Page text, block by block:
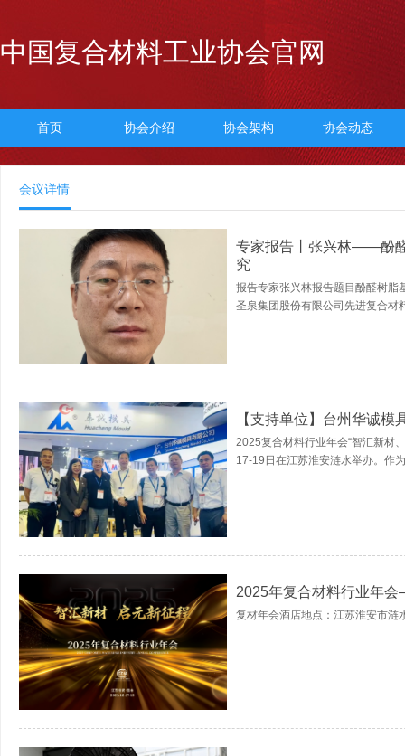
中国复合材料工业协会官网
首页 协会介绍 协会架构 协会动态
会议详情
专家报告丨张兴林——酚
究
报告专家张兴林报告题目酚醛树脂
圣泉集团股份有限公司先进复合材
【支持单位】台州华诚
2025复合材料行业年会“智汇新材
17-19日在江苏淮安涟水举办。作
2025年复合材料行业年
复材年会酒店地点：江苏淮安市涟